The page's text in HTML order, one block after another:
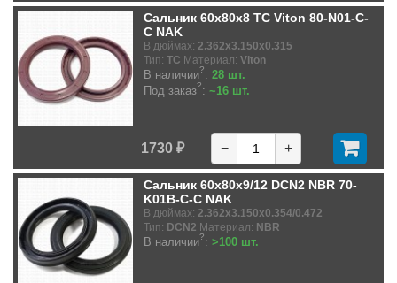
Сальник 60x80x8 TC Viton 80-N01-C-
C NAK
В дюймах: 2.362x3.150x0.315
Тип: TC Материал: Viton
В наличии?: 28 шт.
Под заказ?: ~16 шт.
1730 ₽ − +
Сальник 60x80x9/12 DCN2 NBR 70-
K01B-C-C NAK
В дюймах: 2.362x3.150x0.354/0.472
Тип: DCN2 Материал: NBR
В наличии?: >100 шт.